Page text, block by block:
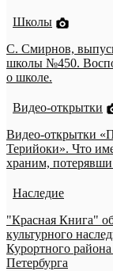
Школы
С. Смирнов,
школы №450.
о школе.
Видео-открытки
Видео-открытки
Терийоки». Что
храним,
Наследие
"Красная Книга"
культурного
Курортного
Петербурга